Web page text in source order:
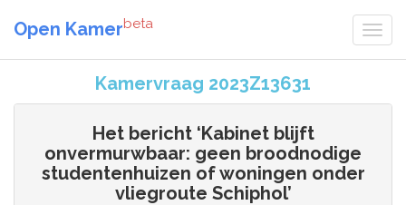
Open Kamerbeta
Kamervraag 2023Z13631
Het bericht ‘Kabinet blijft
onvermurwbaar: geen broodnodige
studentenhuizen of woningen onder
vliegroute Schiphol’